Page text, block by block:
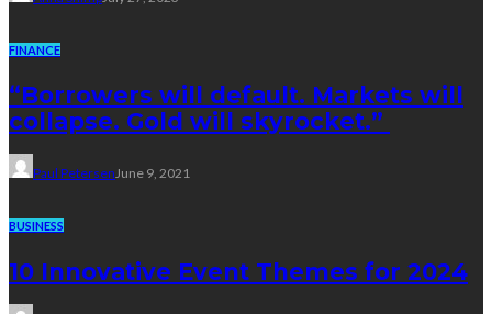
FINANCE
“Borrowers will default. Markets will
collapse. Gold will skyrocket.”
Paul PetersenJune 9, 2021
BUSINESS
10 Innovative Event Themes for 2024